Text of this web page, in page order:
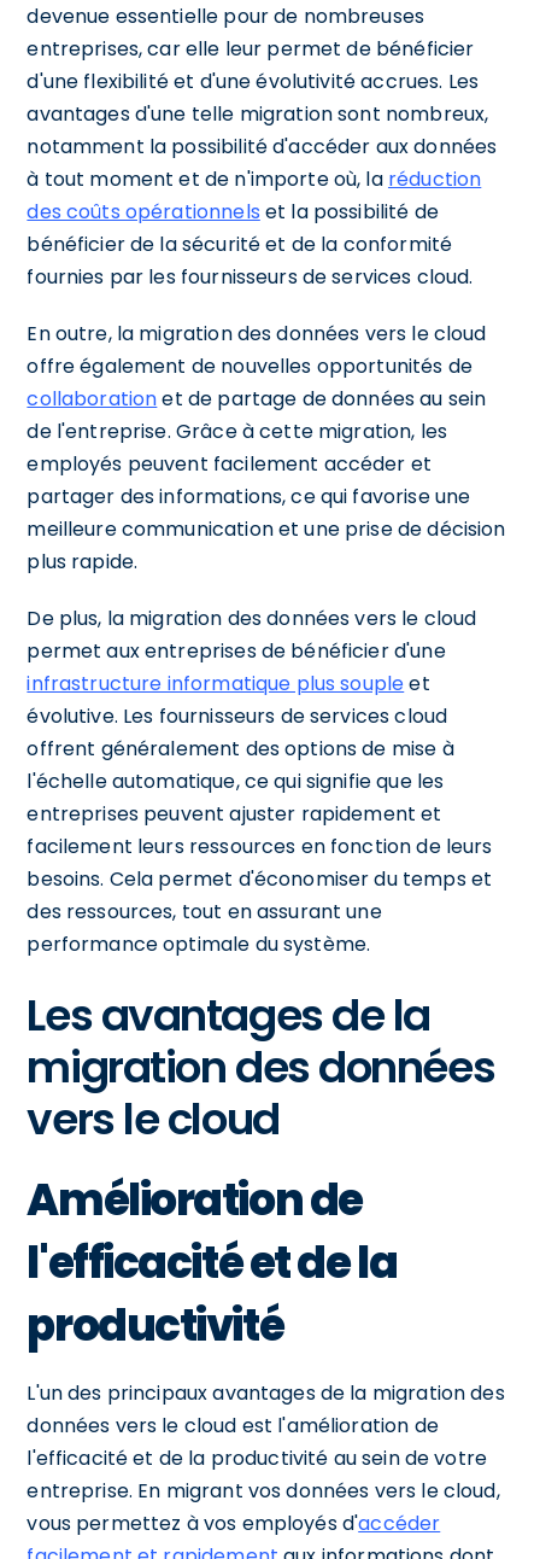
devenue essentielle pour de nombreuses
entreprises, car elle leur permet de bénéficier
d'une flexibilité et d'une évolutivité accrues. Les
avantages d'une telle migration sont nombreux,
notamment la possibilité d'accéder aux données
à tout moment et de n'importe où, la réduction
des coûts opérationnels et la possibilité de
bénéficier de la sécurité et de la conformité
fournies par les fournisseurs de services cloud.
En outre, la migration des données vers le cloud
offre également de nouvelles opportunités de
collaborationet de partage de données au sein
de l'entreprise. Grâce à cette migration, les
employés peuvent facilement accéder et
partager des informations, ce qui favorise une
meilleure communication et une prise de décision
plus rapide.
De plus, la migration des données vers le cloud
permet aux entreprises de bénéficier d'une
infrastructure informatique plus soupleet
évolutive. Les fournisseurs de services cloud
offrent généralement des options de mise à
l'échelle automatique, ce qui signifie que les
entreprises peuvent ajuster rapidement et
facilement leurs ressources en fonction de leurs
besoins. Cela permet d'économiser du temps et
des ressources, tout en assurant une
performance optimale du système.
Les avantages de la
migration des données
vers le cloud
Amélioration de
l'efficacité et de la
productivité
L'un des principaux avantages de la migration des
données vers le cloud est l'amélioration de
l'efficacité et de la productivité au sein de votre
entreprise. En migrant vos données vers le cloud,
vous permettez à vos employés d'accéder